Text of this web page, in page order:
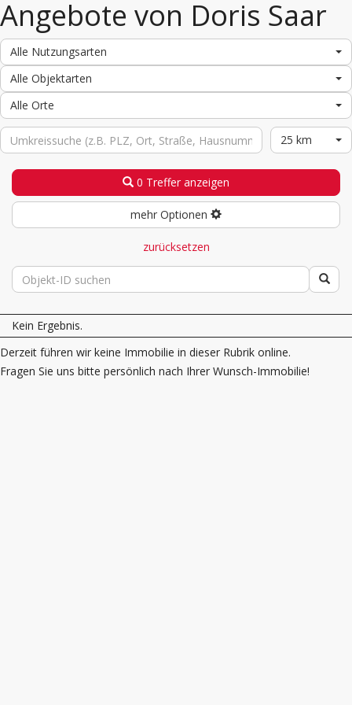
Angebote von Doris Saar
Alle Nutzungsarten
Alle Objektarten
Alle Orte
25 km
0 Treffer anzeigen
mehr Optionen
zurücksetzen
Kein Ergebnis.
Derzeit führen wir keine Immobilie in dieser Rubrik online.
Fragen Sie uns bitte persönlich nach Ihrer Wunsch-Immobilie!